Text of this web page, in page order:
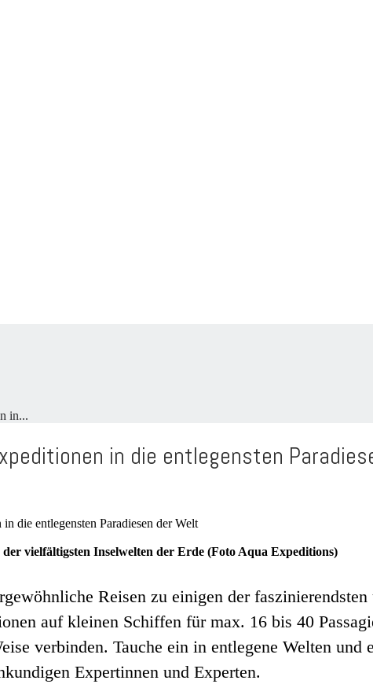
in...
in die entlegensten
vielfältigsten Inselwelten der Erde (Foto Aqua Expeditions)
Reisen zu einigen der
auf kleinen Schiffen für max. 16 bis 40
verbinden. Tauche ein in entlegene Welten
Expertinnen und Experten.